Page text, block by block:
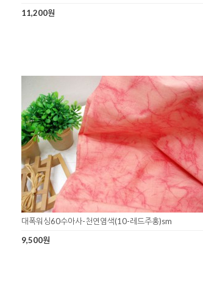
11,200원
대폭워싱60수아사-천연염색(10-레드주홍)sm
9,500원